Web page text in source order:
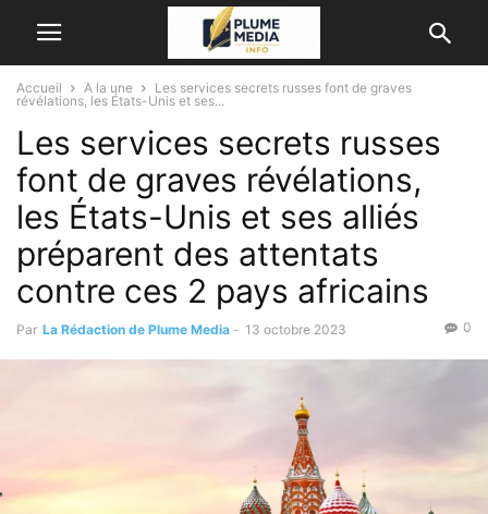
Accueil A la une
Les services secrets russes font de graves
révélations, les États-Unis et ses...
Les services secrets russes
font de graves révélations,
les États-Unis et ses alliés
préparent des attentats
contre ces 2 pays africains
Par La Rédaction de Plume Media - 13 octobre 2023 0